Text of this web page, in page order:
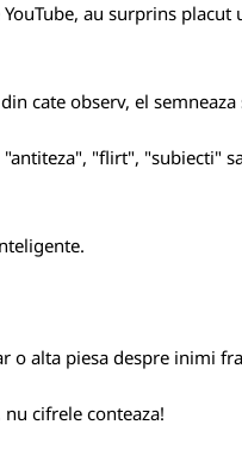
au surprins placut
cate observ, el
"flirt", "subiecti"
o alta piesa despre inimi
cifrele conteaza!